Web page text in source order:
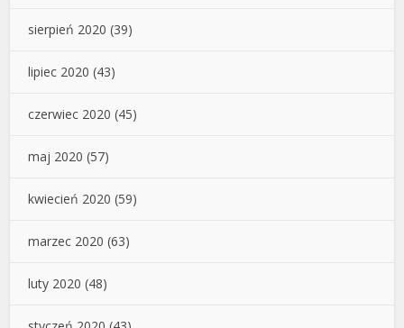
sierpień 2020 (39)
lipiec 2020 (43)
czerwiec 2020 (45)
maj 2020 (57)
kwiecień 2020 (59)
marzec 2020 (63)
luty 2020 (48)